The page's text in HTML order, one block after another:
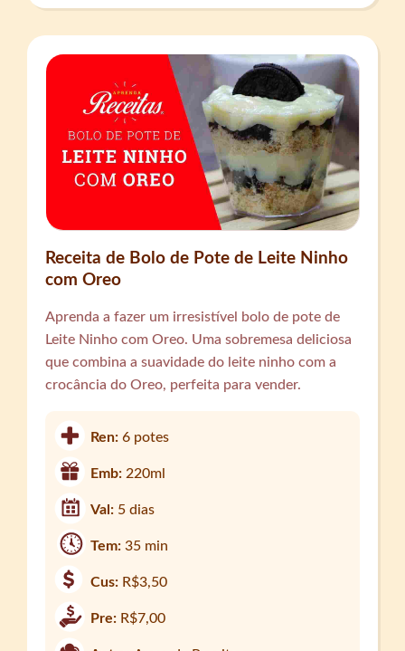
Receita de Bolo de Pote de Leite Ninho
com Oreo
Aprenda a fazer um irresistível bolo de pote de
Leite Ninho com Oreo. Uma sobremesa deliciosa
que combina a suavidade do leite ninho com a
crocância do Oreo, perfeita para vender.
Ren:6 potes
Emb: 220ml
Val: 5 dias
Tem:35 min
Cus: R$3,50
Pre: R$7,00